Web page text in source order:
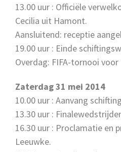
13.00 uur : Officiële
Cecilia uit Hamont.
Aansluitend: receptie
19.00 uur : Einde
Overdag: FIFA-tornooi
Zaterdag 31 mei 2014
10.00 uur : Aanvang
13.30 uur :
16.30 uur : Proclamatie en
Leeuwke.